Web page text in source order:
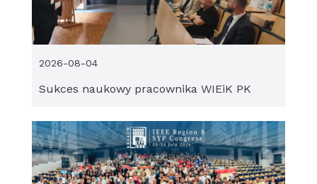
Sukces naukowy pracownika WIEiK PK
2026-08-04